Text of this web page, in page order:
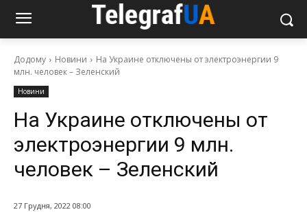
Додому Новини
На Украине отключены от электроэнергии 9
млн. человек – Зеленский
Новини
На Украине отключены от
электроэнергии 9 млн.
человек – Зеленский
27 Грудня, 2022 08:00